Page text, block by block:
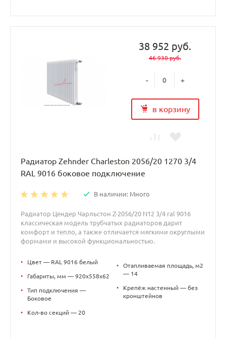
38 952 руб.
46 930 руб.
- +
в корзину
Радиатор Zehnder Charleston 2056/20 1270 3/4
RAL 9016 боковое подключение
В наличии: Много
Радиатор Цендер Чарльстон Z-2056/20 N12 3/4 ral 9016
классическая модель трубчатых радиаторов дарит
комфорт и тепло, а также отличается мягкими округлыми
формами и высокой функциональностью.
• Цвет — RAL 9016 белый
• Габариты, мм — 920x558x62
•
Тип подключения —
Боковое
• Кол-во секций — 20
•
Отапливаемая площадь, м2
— 14
•
Крепёж настенный — без
кронштейнов